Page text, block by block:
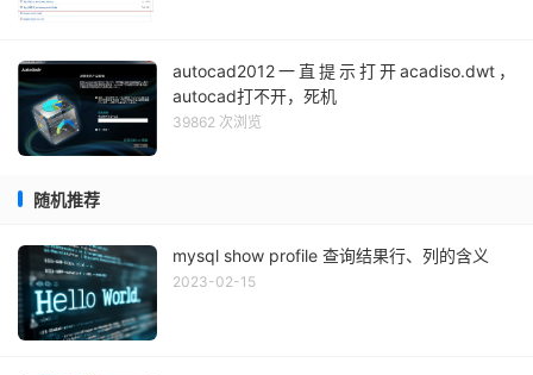
autocad2012一直提示打开acadiso.dwt，
autocad打不开，死机
39862 次浏览
随机推荐
mysql show profile 查询结果行、列的含义
2023-02-15